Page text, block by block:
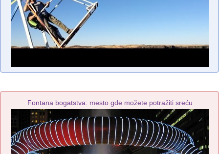
Fontana bogatstva: mesto gde možete potražiti sreću